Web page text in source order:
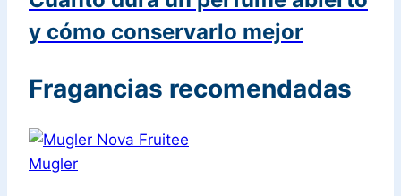
y cómo conservarlo mejor
Fragancias recomendadas
Mugler